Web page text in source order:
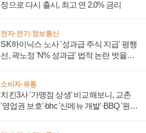
정으로 다시 출시, 최고 연 2.0% 금리
전자·전기·정보통신
SK하이닉스 노사 '성과급 주식 지급' 평행
선, 곽노정 'N% 성과급' 법적 논란 벗을지
소비자·유통
치킨3사 '가맹점 상생' 비교해보니, 교촌
'영업권 보호'·bhc '신메뉴 개발'·BBQ '원가